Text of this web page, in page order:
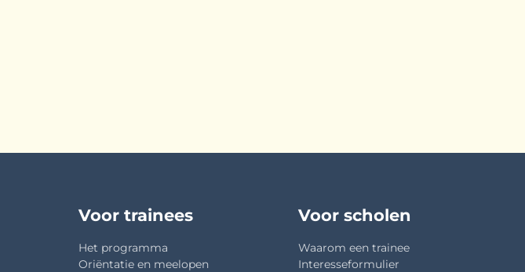
Voor trainees
Het programma
Oriëntatie en meelopen
Voor scholen
Waarom een trainee
Interesseformulier